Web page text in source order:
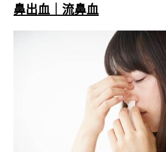
鼻出血｜流鼻血